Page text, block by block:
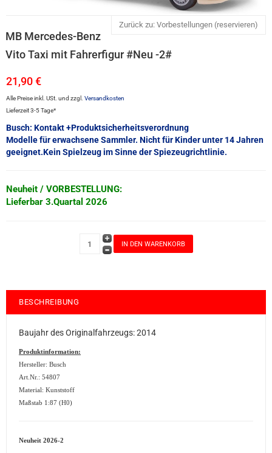
Zurück zu: Vorbestellungen (reservieren)
MB Mercedes-Benz
Vito Taxi mit Fahrerfigur #Neu -2#
21,90 €
Alle Preise inkl. USt. und zzgl. Versandkosten
Lieferzeit 3-5 Tage*
Busch: Kontakt +Produktsicherheitsverordnung
Modelle für erwachsene Sammler. Nicht für Kinder unter 14 Jahren
geeignet.Kein Spielzeug im Sinne der Spiezeugrichtlinie.
Neuheit / VORBESTELLUNG:
Lieferbar 3.Quartal 2026
BESCHREIBUNG
Baujahr des Originalfahrzeugs: 2014
Produktinformation:
Hersteller: Busch
Art.Nr.: 54807
Material: Kunststoff
Maßstab 1:87 (H0)
Neuheit 2026-2